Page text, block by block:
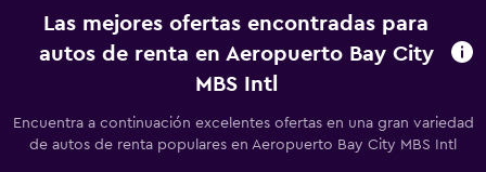
Las mejores ofertas encontradas para
autos de renta en Aeropuerto Bay City
MBS Intl
Encuentra a continuación excelentes ofertas en una gran variedad
de autos de renta populares en Aeropuerto Bay City MBS Intl